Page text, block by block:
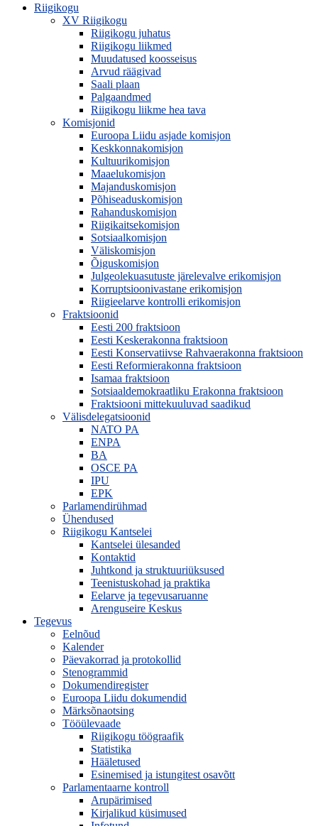
Riigikogu
XV Riigikogu
Riigikogu juhatus
Riigikogu liikmed
Muudatused koosseisus
Arvud räägivad
Saali plaan
Palgaandmed
Riigikogu liikme hea tava
Komisjonid
Euroopa Liidu asjade komisjon
Keskkonnakomisjon
Kultuurikomisjon
Maaelukomisjon
Majanduskomisjon
Põhiseaduskomisjon
Rahanduskomisjon
Riigikaitsekomisjon
Sotsiaalkomisjon
Väliskomisjon
Õiguskomisjon
Julgeolekuasutuste järelevalve erikomisjon
Korruptsioonivastane erikomisjon
Riigieelarve kontrolli erikomisjon
Fraktsioonid
Eesti 200 fraktsioon
Eesti Keskerakonna fraktsioon
Eesti Konservatiivse Rahvaerakonna fraktsioon
Eesti Reformierakonna fraktsioon
Isamaa fraktsioon
Sotsiaaldemokraatliku Erakonna fraktsioon
Fraktsiooni mittekuuluvad saadikud
Välisdelegatsioonid
NATO PA
ENPA
BA
OSCE PA
IPU
EPK
Parlamendirühmad
Ühendused
Riigikogu Kantselei
Kantselei ülesanded
Kontaktid
Juhtkond ja struktuuriüksused
Teenistuskohad ja praktika
Eelarve ja tegevusaruanne
Arenguseire Keskus
Tegevus
Eelnõud
Kalender
Päevakorrad ja protokollid
Stenogrammid
Dokumendiregister
Euroopa Liidu dokumendid
Märksõnaotsing
Tööülevaade
Riigikogu töögraafik
Statistika
Hääletused
Esinemised ja istungitest osavõtt
Parlamentaarne kontroll
Arupärimised
Kirjalikud küsimused